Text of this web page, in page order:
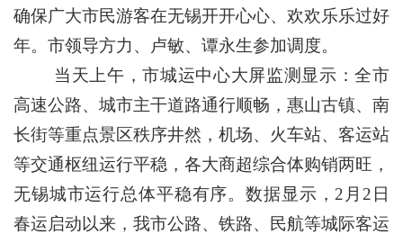
确保广大市民游客在无锡开开心心、欢欢乐乐过好
年。市领导方力、卢敏、谭永生参加调度。
当天上午，市城运中心大屏监测显示：全市
高速公路、城市主干道路通行顺畅，惠山古镇、南
长街等重点景区秩序井然，机场、火车站、客运站
等交通枢纽运行平稳，各大商超综合体购销两旺，
无锡城市运行总体平稳有序。数据显示，2月2日
春运启动以来，我市公路、铁路、民航等城际客运